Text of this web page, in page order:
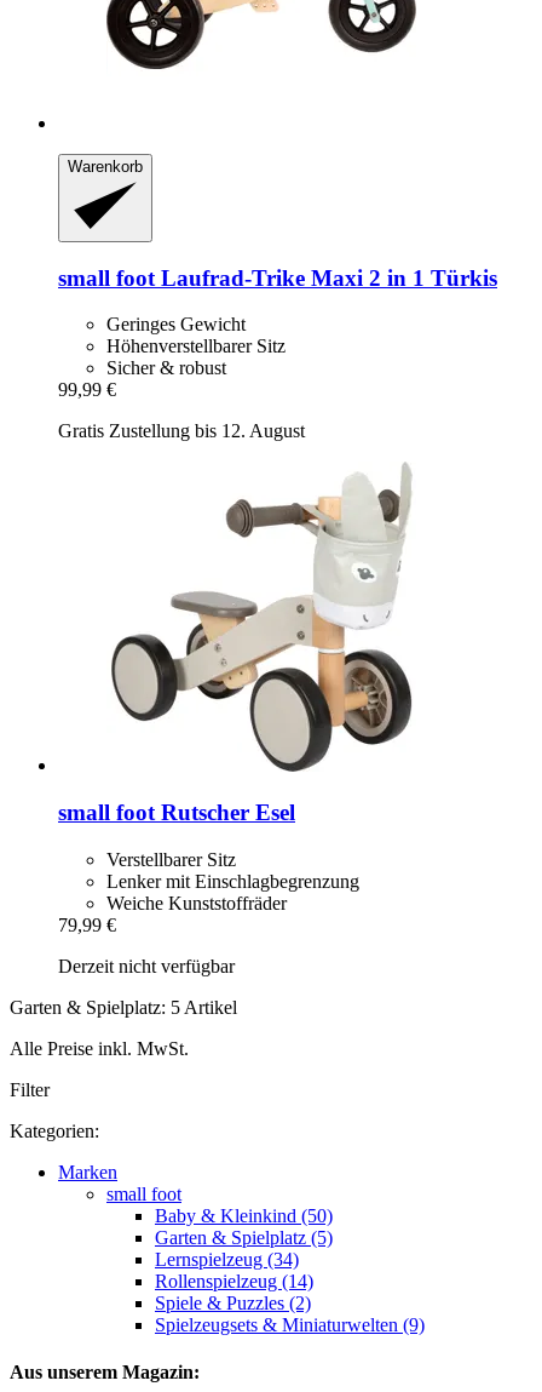
Warenkorb
small foot Laufrad-​Trike Maxi 2 in 1 Türkis
Geringes Gewicht
Höhenverstellbarer Sitz
Sicher & robust
99,99 €
Gratis Zustellung bis 12. August
small foot Rutscher Esel
Verstellbarer Sitz
Lenker mit Einschlagbegrenzung
Weiche Kunststoffräder
79,99 €
Derzeit nicht verfügbar
Garten & Spielplatz: 5 Artikel
Alle Preise inkl. MwSt.
Filter
Kategorien:
Marken
small foot
Baby & Kleinkind (50)
Garten & Spielplatz (5)
Lernspielzeug (34)
Rollenspielzeug (14)
Spiele & Puzzles (2)
Spielzeugsets & Miniaturwelten (9)
Aus unserem Magazin: